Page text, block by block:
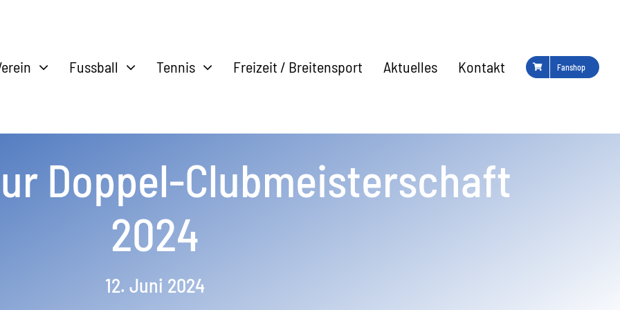
Fussball Tennis Freizeit / Breitensport Aktuelles Kontakt Fanshop
Doppel-Clubmeisterschaft
2024
12. Juni 2024